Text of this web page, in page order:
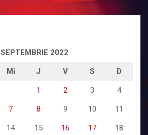
SEPTEMBRIE 2022
Mi J V S D
1 2 3 4
7 8 9 10 11
14 15 16 17 18